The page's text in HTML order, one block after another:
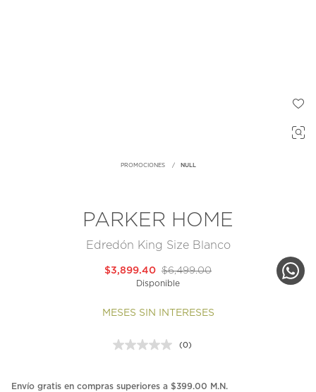
PROMOCIONES NULL
PARKER HOME
Edredón King Size Blanco
$6,499.00
$3,899.40
Disponible
MESES SIN INTERESES
Sin
en
(0)
Envío gratis en compras superiores a $399.00 M.N.